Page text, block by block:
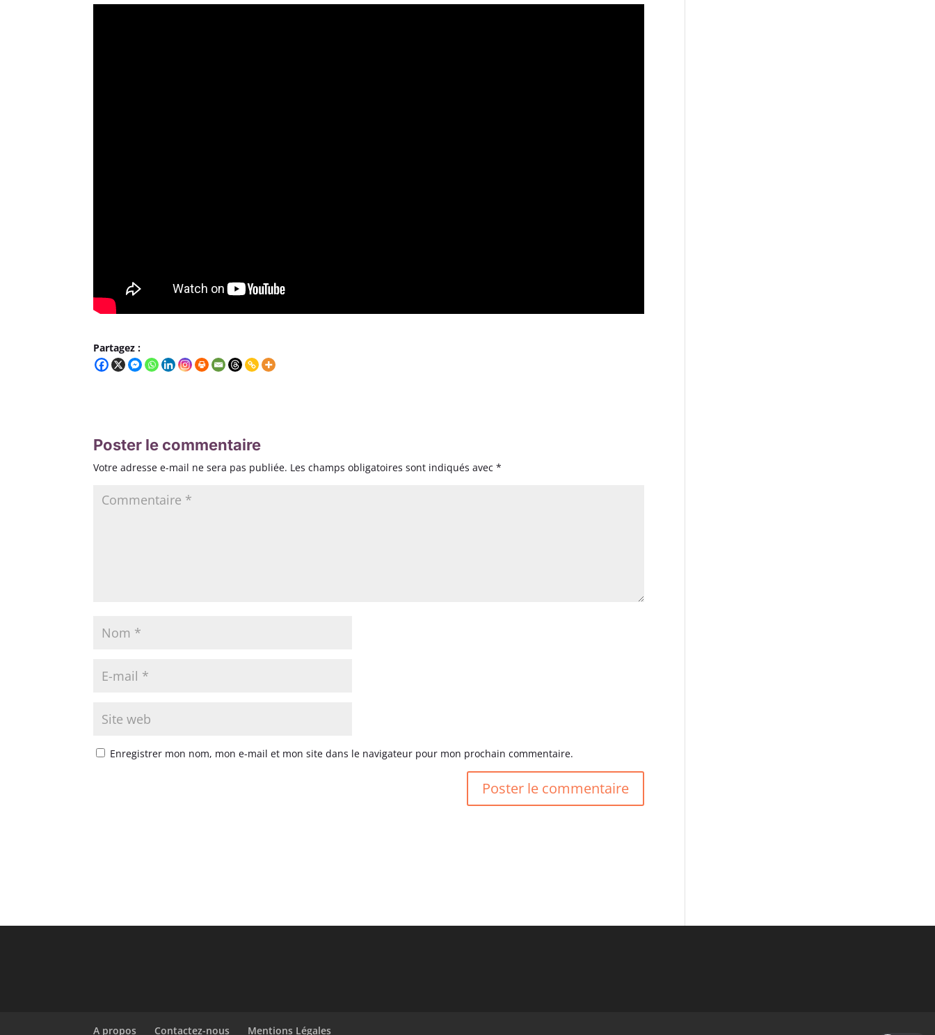
Partagez :
Poster le commentaire
Votre adresse e-mail ne sera pas publiée. Les champs obligatoires sont indiqués avec*
Enregistrer mon nom, mon e-mail et mon site dans le navigateur pour mon prochain commentaire.
A propos Contactez-nous Mentions Légales